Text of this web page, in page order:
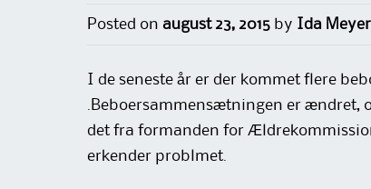
Posted on august 23, 2015 by Ida
I de seneste år er der kommet flere
.Beboersammensætningen er ændret,
det fra formanden for
erkender problmet.